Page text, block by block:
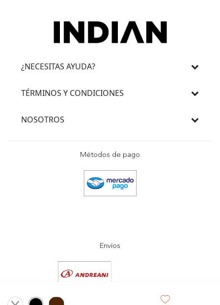
¿NECESITAS AYUDA?
TÉRMINOS Y CONDICIONES
NOSOTROS
Métodos de pago
Envíos